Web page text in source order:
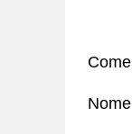
Nome